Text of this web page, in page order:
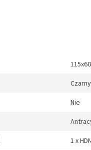
Czarny
Nie
1 x